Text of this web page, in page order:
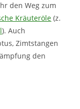
den Weg zum
Kräuteröle (z.
). Auch
Zimtstangen
den